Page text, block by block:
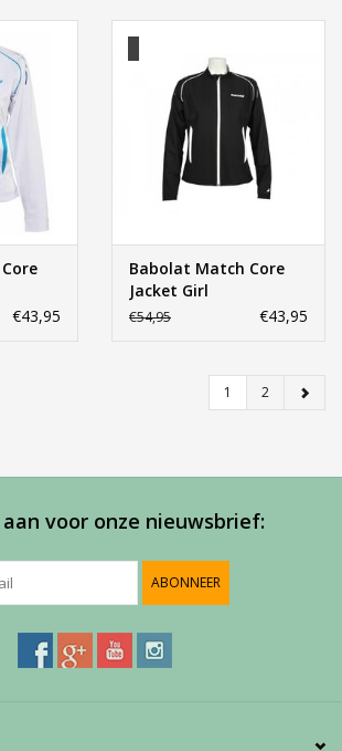
€43,95
Babolat Match Core
Jacket Girl
€54,95 €43,95
1 2
voor onze nieuwsbrief:
ABONNEER